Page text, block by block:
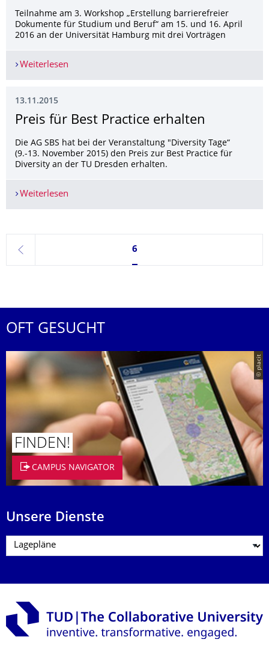
Teilnahme am 3. Workshop „Erstellung barrierefreier
Dokumente für Studium und Beruf“ am 15. und 16. April
2016 an der Universität Hamburg mit drei Vorträgen
Weiterlesen
13.11.2015
Preis für Best Practice erhalten
Die AG SBS hat bei der Veranstaltung "Diversity Tage“
(9.-13. November 2015) den Preis zur Best Practice für
Diversity an der TU Dresden erhalten.
Weiterlesen
zurück
Seite 6, aktuell ausgewählt
6
OFT GESUCHT
© placit
FINDEN!
CAMPUS NAVIGATOR
Unsere Dienste